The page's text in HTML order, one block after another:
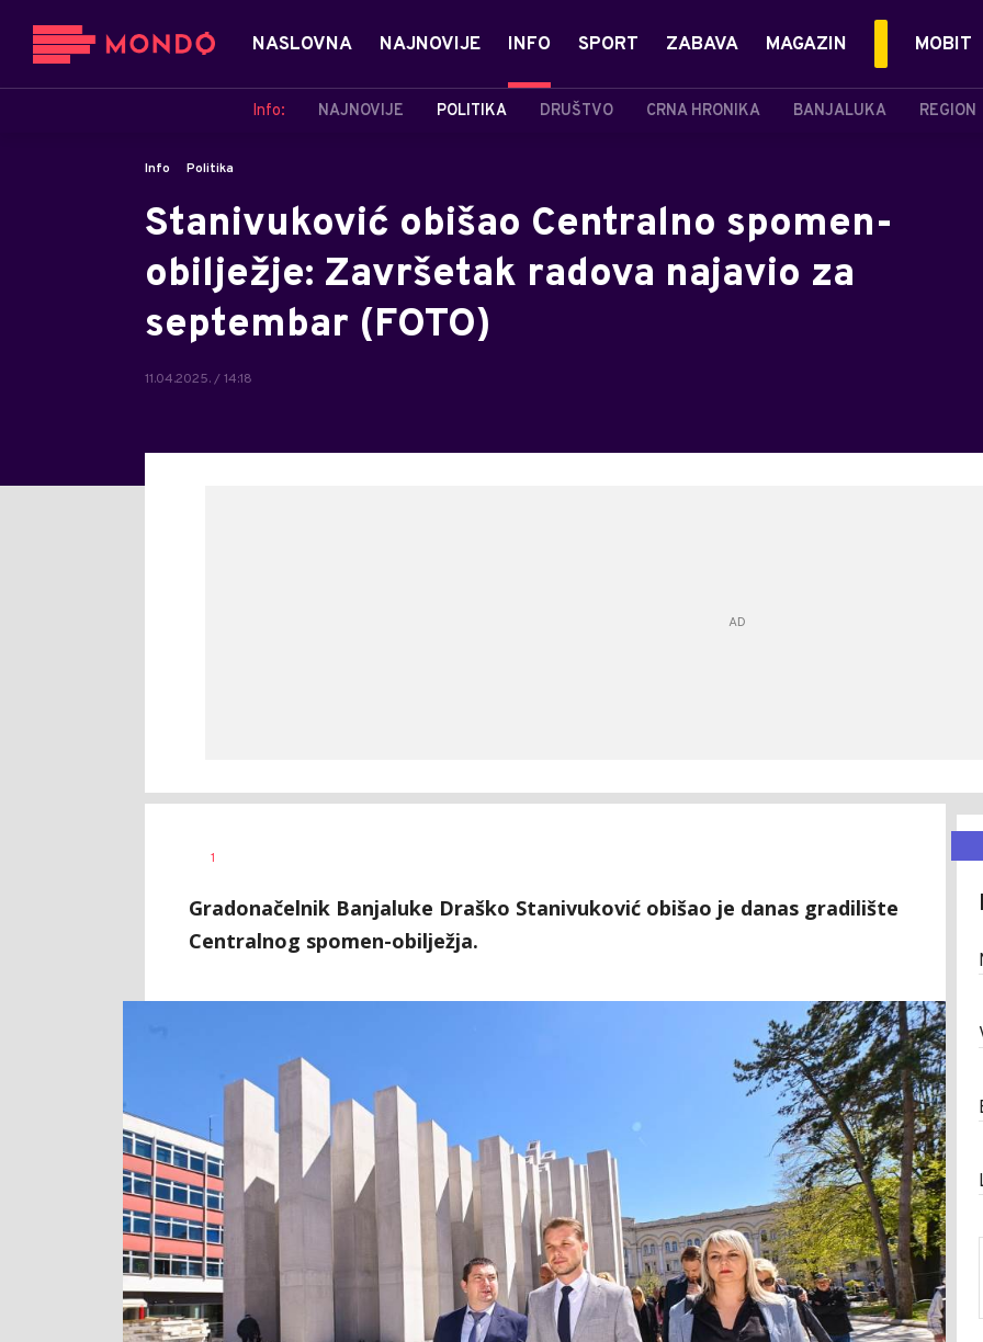
NASLOVNA NAJNOVIJE INFO
Info: NAJNOVIJE POLITIKA DRUŠTVO CRNA HRONIKA BANJALUKA REGION
SPORT ZABAVA MAGAZIN MOBIT
Info Politika
Stanivuković obišao Centralno spomen-
obilježje: Završetak radova najavio za
septembar (FOTO)
11.04.2025. / 14:18
AUTOR
1
Gradonačelnik Banjaluke Draško Stanivuković obišao je danas gradilište
Centralnog spomen-obilježja.